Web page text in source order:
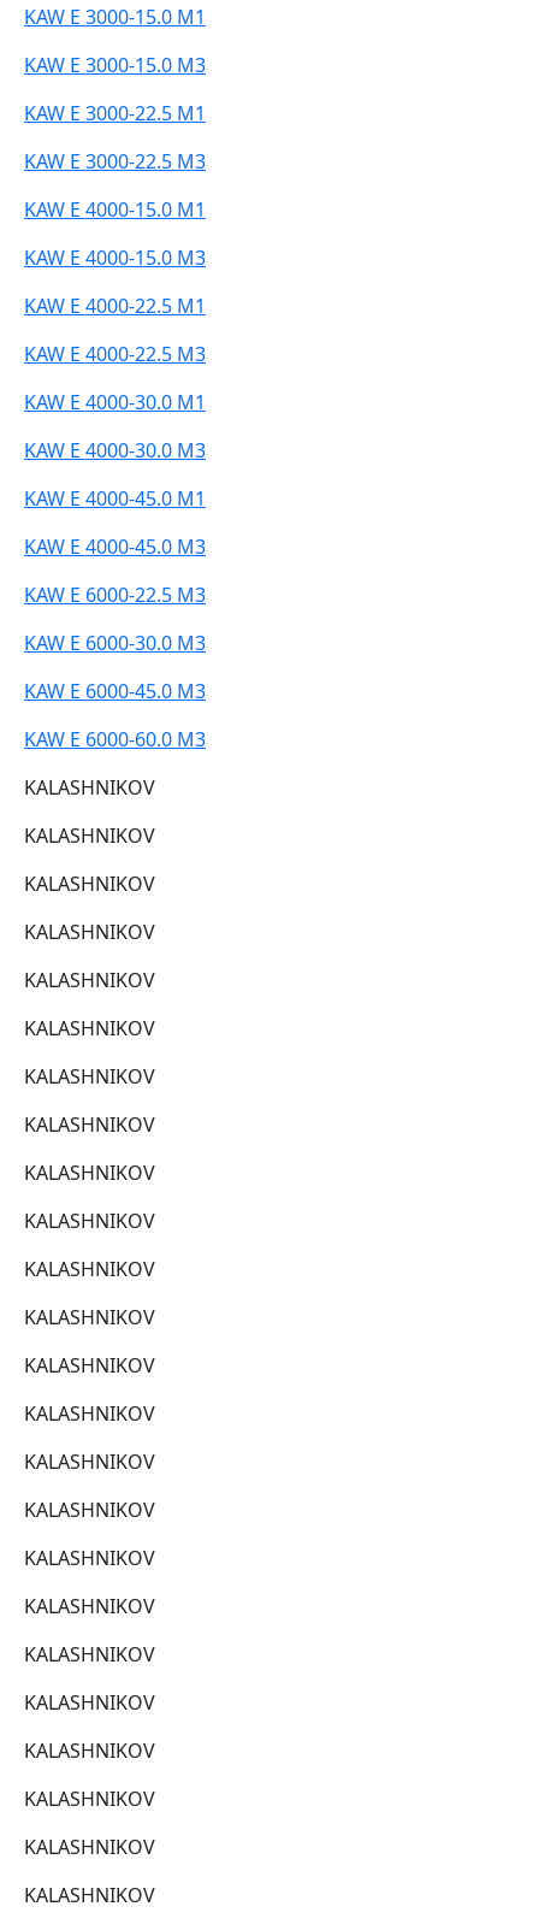
KAW E 3000-15.0 M1
KAW E 3000-15.0 M3
KAW E 3000-22.5 M1
KAW E 3000-22.5 M3
KAW E 4000-15.0 M1
KAW E 4000-15.0 M3
KAW E 4000-22.5 M1
KAW E 4000-22.5 M3
KAW E 4000-30.0 M1
KAW E 4000-30.0 M3
KAW E 4000-45.0 M1
KAW E 4000-45.0 M3
KAW E 6000-22.5 M3
KAW E 6000-30.0 M3
KAW E 6000-45.0 M3
KAW E 6000-60.0 M3
KALASHNIKOV
KALASHNIKOV
KALASHNIKOV
KALASHNIKOV
KALASHNIKOV
KALASHNIKOV
KALASHNIKOV
KALASHNIKOV
KALASHNIKOV
KALASHNIKOV
KALASHNIKOV
KALASHNIKOV
KALASHNIKOV
KALASHNIKOV
KALASHNIKOV
KALASHNIKOV
KALASHNIKOV
KALASHNIKOV
KALASHNIKOV
KALASHNIKOV
KALASHNIKOV
KALASHNIKOV
KALASHNIKOV
KALASHNIKOV